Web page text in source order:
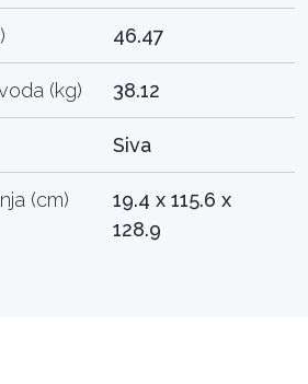
46.47
(kg) 38.12
Siva
(cm)
19.4 x 115.6 x
128.9